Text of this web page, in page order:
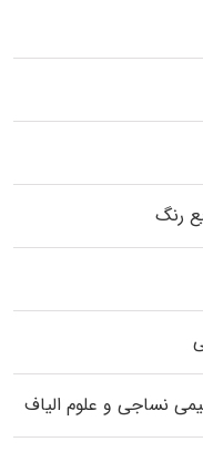
رنگ
نساجی و علوم الیاف